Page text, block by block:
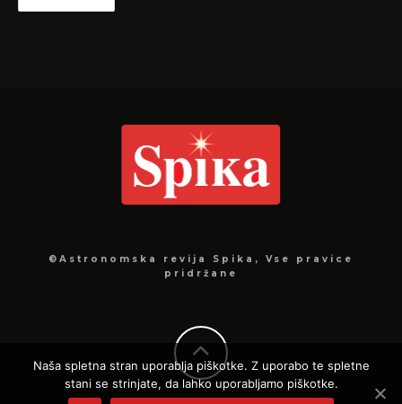
©Astronomska revija Spika, Vse pravice
pridržane
Naša spletna stran uporablja piškotke. Z uporabo te spletne
stani se strinjate, da lahko uporabljamo piškotke.